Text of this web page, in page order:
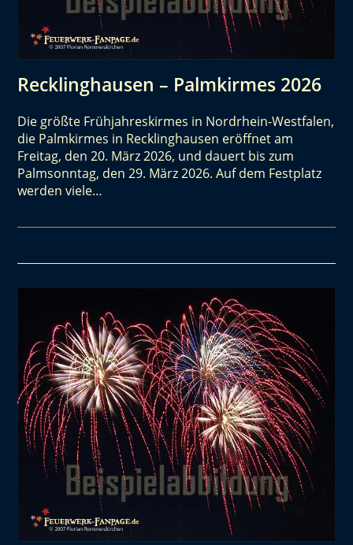
Recklinghausen – Palmkirmes 2026
Die größte Frühjahreskirmes in Nordrhein-Westfalen,
die Palmkirmes in Recklinghausen eröffnet am
Freitag, den 20. März 2026, und dauert bis zum
Palmsonntag, den 29. März 2026. Auf dem Festplatz
werden viele…